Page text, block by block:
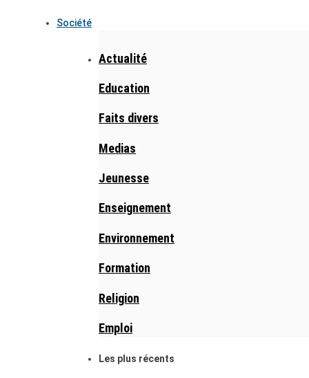
Société
Actualité
Education
Faits divers
Medias
Jeunesse
Enseignement
Environnement
Formation
Religion
Emploi
Les plus récents